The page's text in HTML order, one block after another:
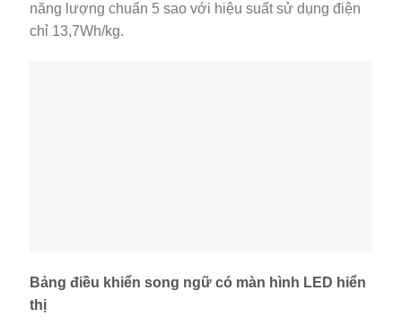
năng lượng chuẩn 5 sao với hiệu suất sử dụng điện
chỉ 13,7Wh/kg.
Bảng điều khiển song ngữ có màn hình LED hiển
thị